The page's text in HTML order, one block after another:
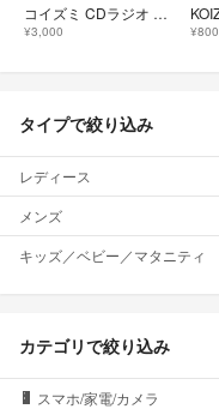
コイズミ CDラジオ ホワイト SAD-4707／W(1台)
¥3,000 ¥800
タイプで絞り込み
レディース
メンズ
キッズ／ベビー／マタニティ
カテゴリで絞り込み
スマホ/家電/カメラ